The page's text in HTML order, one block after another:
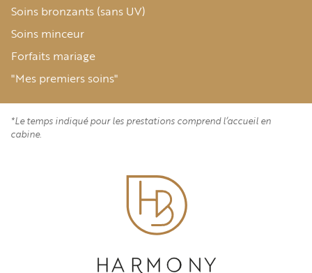
Soins bronzants (sans UV)
Soins minceur
Forfaits mariage
"Mes premiers soins"
*Le temps indiqué pour les prestations comprend l’accueil en
cabine.